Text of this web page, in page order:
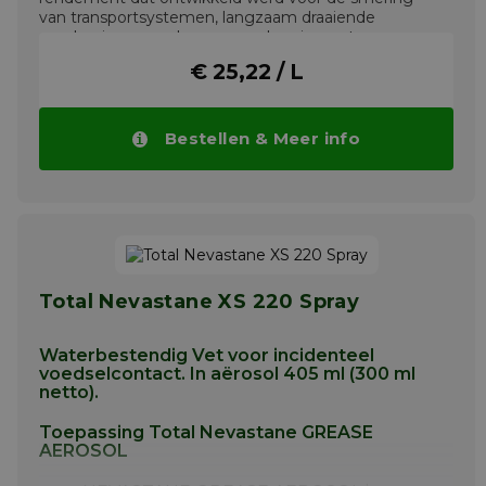
van transportsystemen, langzaam draaiende
mechanismen en lagers en scharnierpunten
gebruikt in de voedingsmiddelenindustrie.
€ 25,22 / L
Bestellen & Meer info
Total Nevastane XS 220 Spray
Waterbestendig Vet voor incidenteel
voedselcontact. In aërosol 405 ml (300 ml
netto).
Toepassing Total Nevastane GREASE
AEROSOL